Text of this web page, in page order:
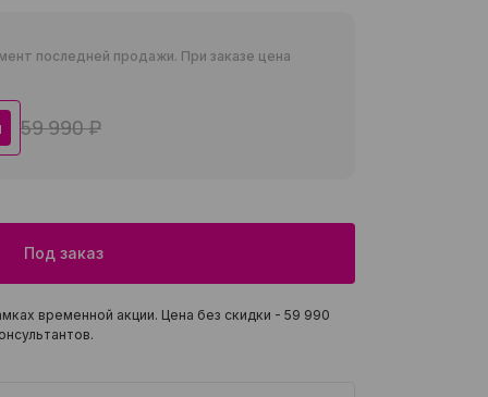
последней продажи. При заказе цена
59 990 ₽
Под заказ
временной акции. Цена без скидки - 59 990